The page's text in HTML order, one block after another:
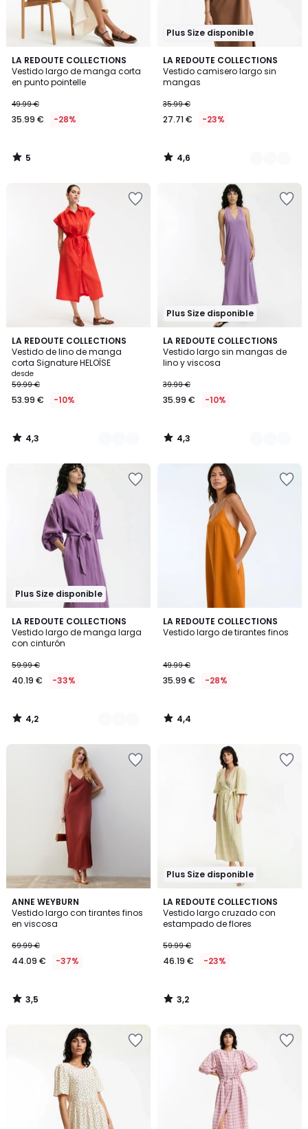
LA REDOUTE COLLECTIONS
Vestido largo de manga corta
en punto pointelle
49.99 €
35.99 € -28%
5
/
5
5
/
Plus Size disponible
LA REDOUTE COLLECTIONS
Vestido camisero largo sin
mangas
35.99 €
27.71 € -23%
4,6
/ 5
3
Colores
4,6
/
LA REDOUTE COLLECTIONS
Vestido de lino de manga
corta Signature HELOÏSE
desde
59.99 €
53.99 € -10%
4,3
/ 5
3
Colores
4,3
/
Plus Size disponible
LA REDOUTE COLLECTIONS
Vestido largo sin mangas de
lino y viscosa
39.99 €
35.99 € -10%
4,3
/ 5
2
Colores
4,3
/
Plus Size disponible
LA REDOUTE COLLECTIONS
Vestido largo de manga larga
con cinturón
59.99 €
40.19 € -33%
4,2
/ 5
2
Colores
4,2
/
LA REDOUTE COLLECTIONS
Vestido largo de tirantes finos
49.99 €
35.99 € -28%
4,4
/ 5
4,4
/
ANNE WEYBURN
Vestido largo con tirantes finos
en viscosa
69.99 €
44.09 € -37%
3,5
/ 5
3,5
/
Plus Size disponible
LA REDOUTE COLLECTIONS
Vestido largo cruzado con
estampado de flores
59.99 €
46.19 € -23%
3,2
/ 5
3,2
/